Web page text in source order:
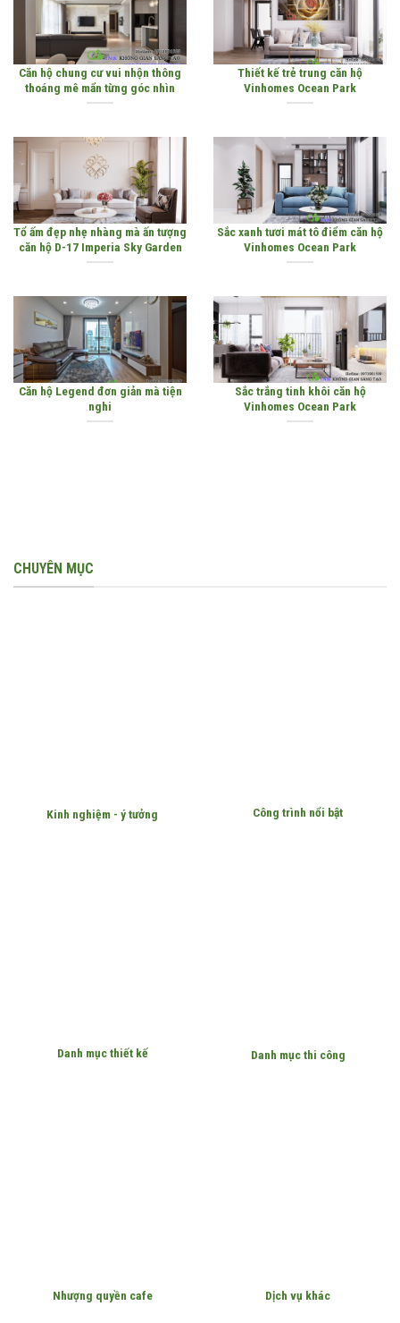
Căn hộ chung cư vui nhộn thông
thoáng mê mẩn từng góc nhìn
Thiết kế trẻ trung căn hộ
Vinhomes Ocean Park
Tổ ấm đẹp nhẹ nhàng mà ấn tượng
căn hộ D-17 Imperia Sky Garden
Sắc xanh tươi mát tô điểm căn hộ
Vinhomes Ocean Park
Căn hộ Legend đơn giản mà tiện
nghi
Sắc trắng tinh khôi căn hộ
Vinhomes Ocean Park
CHUYÊN MỤC
Kinh nghiệm - ý tưởng Công trình nổi bật
Danh mục thiết kế Danh mục thi công
Nhượng quyền cafe Dịch vụ khác